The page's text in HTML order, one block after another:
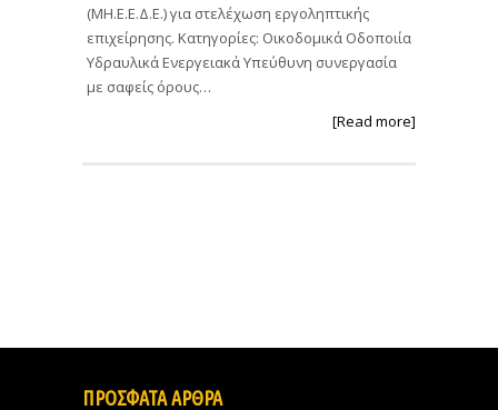
(ΜΗ.Ε.Ε.Δ.Ε.) για στελέχωση εργοληπτικής
επιχείρησης. Κατηγορίες: Οικοδομικά Οδοποιία
Υδραυλικά Ενεργειακά Υπεύθυνη συνεργασία
με σαφείς όρους…
[Read more]
ΠΡΟΣΦΑΤΑ ΑΡΘΡΑ